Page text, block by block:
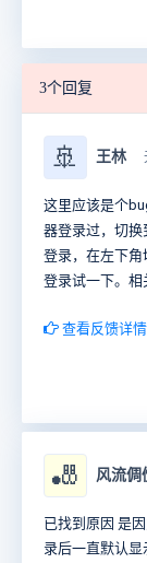
3个回复
🚢 王林
这里应该是个
器登录过，切换
登录，在左下角
登录试一下。
查看反馈详情
🎳 风流倜
已找到原因 是
录后一直默认